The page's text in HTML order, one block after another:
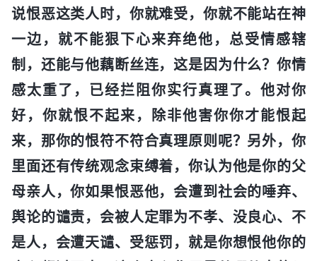
说恨恶这类人时，你就难受，你就不能站在神
一边，就不能狠下心来弃绝他，总受情感辖
制，还能与他藕断丝连，这是因为什么？你情
感太重了，已经拦阻你实行真理了。他对你
好，你就恨不起来，除非他害你你才能恨起
来，那你的恨符不符合真理原则呢？另外，你
里面还有传统观念束缚着，你认为他是你的父
母亲人，你如果恨恶他，会遭到社会的唾弃、
舆论的谴责，会被人定罪为不孝、没良心、不
是人，会遭天谴、受惩罚，就是你想恨他你的